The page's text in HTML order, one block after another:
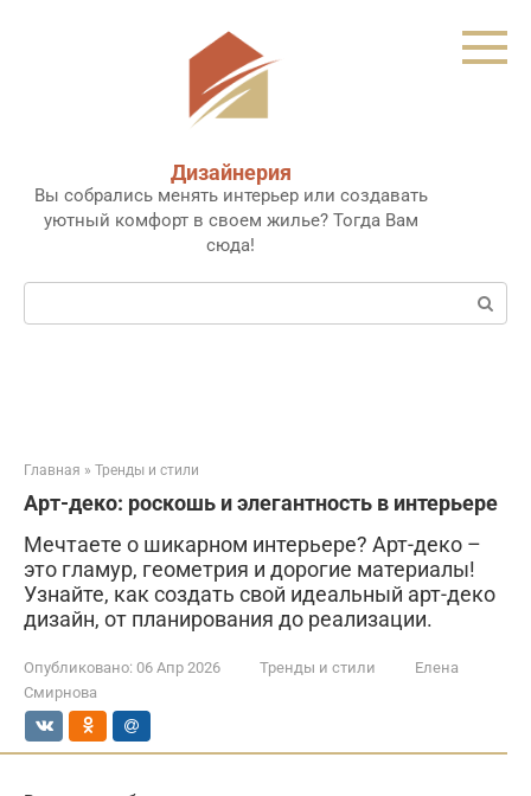
Дизайнерия
Вы собрались менять интерьер или создавать
уютный комфорт в своем жилье? Тогда Вам
сюда!
Поиск:
Главная » Тренды и стили
Арт-деко: роскошь и элегантность в интерьере
Мечтаете о шикарном интерьере? Арт-деко –
это гламур, геометрия и дорогие материалы!
Узнайте, как создать свой идеальный арт-деко
дизайн, от планирования до реализации.
Опубликовано: 06 Апр 2026 Тренды и стили
Елена
Смирнова